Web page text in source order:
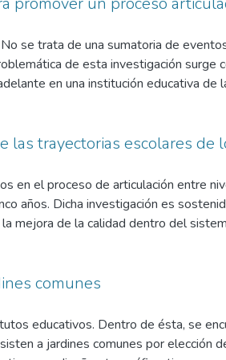
el patio para los recreos escolares,
de estas instituciones, que se
a distintas escuelas repensar
alumnos
se trata de una sumatoria de
de esta investigación surge
en una institución educativa de
que intervienen. Se analizaron
pedagógicos y didácticos,
del análisis muestran la
la reflexión, la evaluación y
de docentes, directivos y familiares
hacer el cada nivel que condicionan
para mejorar la calidad
las trayectorias escolares de
el proceso de articulación entre
años. Dicha investigación es
de la calidad dentro del
cualitativa de indagación, se
en particular. Las respuestas
un análisis de sus experiencias
comprobar la importancia y el rol
En ese sentido, los
comunes
educativos. Dentro de ésta, se
a jardines comunes por elección